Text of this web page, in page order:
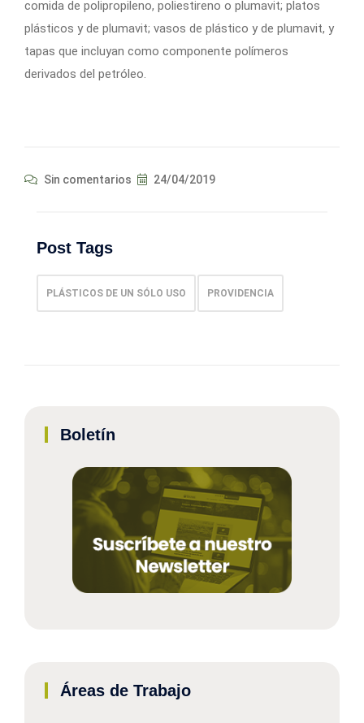
comida de polipropileno, poliestireno o plumavit; platos
plásticos y de plumavit; vasos de plástico y de plumavit, y
tapas que incluyan como componente polímeros
derivados del petróleo.
Sin comentarios 24/04/2019
Post Tags
PLÁSTICOS DE UN SÓLO USO PROVIDENCIA
Boletín
Áreas de Trabajo